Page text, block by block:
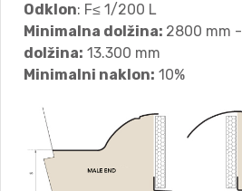
Odklon: F≤ 1/200 L
Minimalna dolžina: 2800 mm -
dolžina: 13.300 mm
Minimalni naklon: 10%